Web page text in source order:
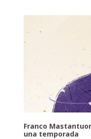
Franco
una temporada